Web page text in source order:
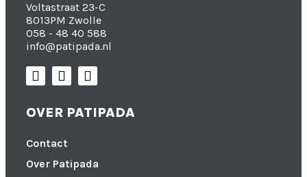
Voltastraat 23-C
8013PM Zwolle
058 - 48 40 588
info@patipada.nl
OVER PATIPADA
Contact
Over Patipada